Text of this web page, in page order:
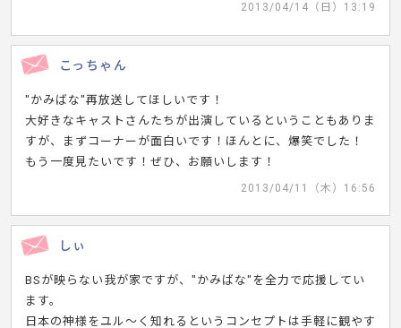
2013/04/14（日）13:19
こっちゃん
"かみばな"再放送してほしいです！
大好きなキャストさんたちが出演しているということもありま
すが、まずコーナーが面白いです！ほんとに、爆笑でした！
もう一度見たいです！ぜひ、お願いします！
2013/04/11（木）16:56
しぃ
BSが映らない我が家ですが、"かみばな"を全力で応援してい
ます。
日本の神様をユル～く知れるというコンセプトは手軽に観やす